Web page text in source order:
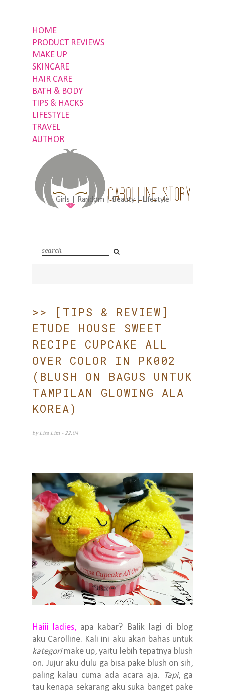
HOME
PRODUCT REVIEWS
MAKE UP
SKINCARE
HAIR CARE
BATH & BODY
TIPS & HACKS
LIFESTYLE
TRAVEL
AUTHOR
Girls | Random | Beauty | Lifestyle
>> [TIPS & REVIEW]
ETUDE HOUSE SWEET
RECIPE CUPCAKE ALL
OVER COLOR IN PK002
(BLUSH ON BAGUS UNTUK
TAMPILAN GLOWING ALA
KOREA)
by Lisa Lim - 22.04
Haiii ladies, apa kabar? Balik lagi di blog
aku Carolline. Kali ini aku akan bahas untuk
kategorimake up, yaitu lebih tepatnya blush
on. Jujur aku dulu ga bisa pake blush on sih,
paling kalau cuma ada acara aja. Tapi, ga
tau kenapa sekarang aku suka banget pake